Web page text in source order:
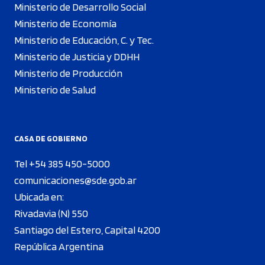
Ministerio de Desarrollo Social
Ministerio de Economía
Ministerio de Educación, C. y Tec.
Ministerio de Justicia y DDHH
Ministerio de Producción
Ministerio de Salud
CASA DE GOBIERNO
Tel +54 385 450-5000
comunicaciones@sde.gob.ar
Ubicada en:
Rivadavia (N) 550
Santiago del Estero, Capital 4200
República Argentina